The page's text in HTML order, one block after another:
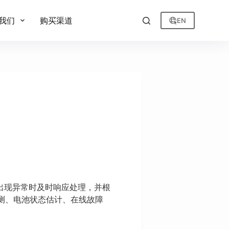
们 购买渠道 EN
异常时及时响应处理，并根
、电池状态估计、在线故障